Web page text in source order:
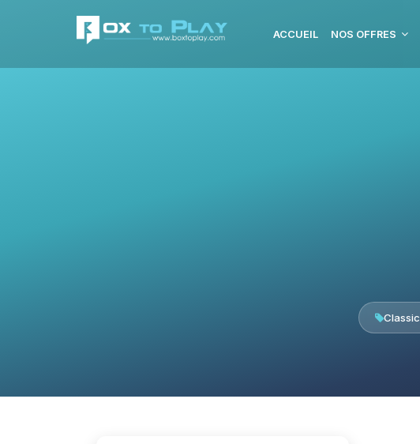
ACCUEIL NOS OFFRES
Classic